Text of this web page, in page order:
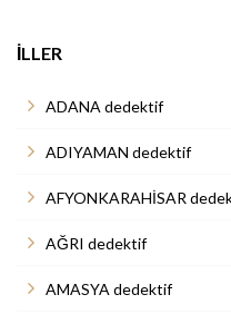
İLLER
ADANA dedektif
ADIYAMAN dedektif
AFYONKARAHİSAR
AĞRI dedektif
AMASYA dedektif